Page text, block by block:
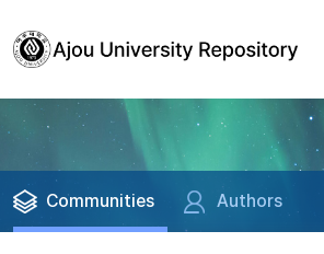
Communities Authors